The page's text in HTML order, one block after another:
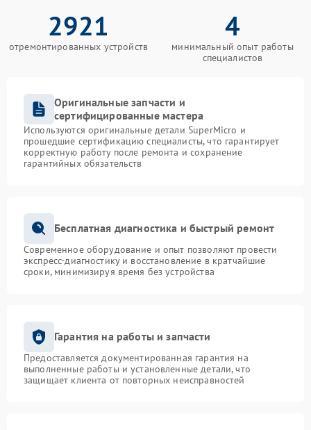
2921
отремонтированных устройств
4
минимальный опыт работы
специалистов
Оригинальные запчасти и
сертифицированные мастера
Используются оригинальные детали SuperMicro и
прошедшие сертификацию специалисты, что гарантирует
корректную работу после ремонта и сохранение
гарантийных обязательств
Бесплатная диагностика и быстрый ремонт
Современное оборудование и опыт позволяют провести
экспресс-диагностику и восстановление в кратчайшие
сроки, минимизируя время без устройства
Гарантия на работы и запчасти
Предоставляется документированная гарантия на
выполненные работы и установленные детали, что
защищает клиента от повторных неисправностей